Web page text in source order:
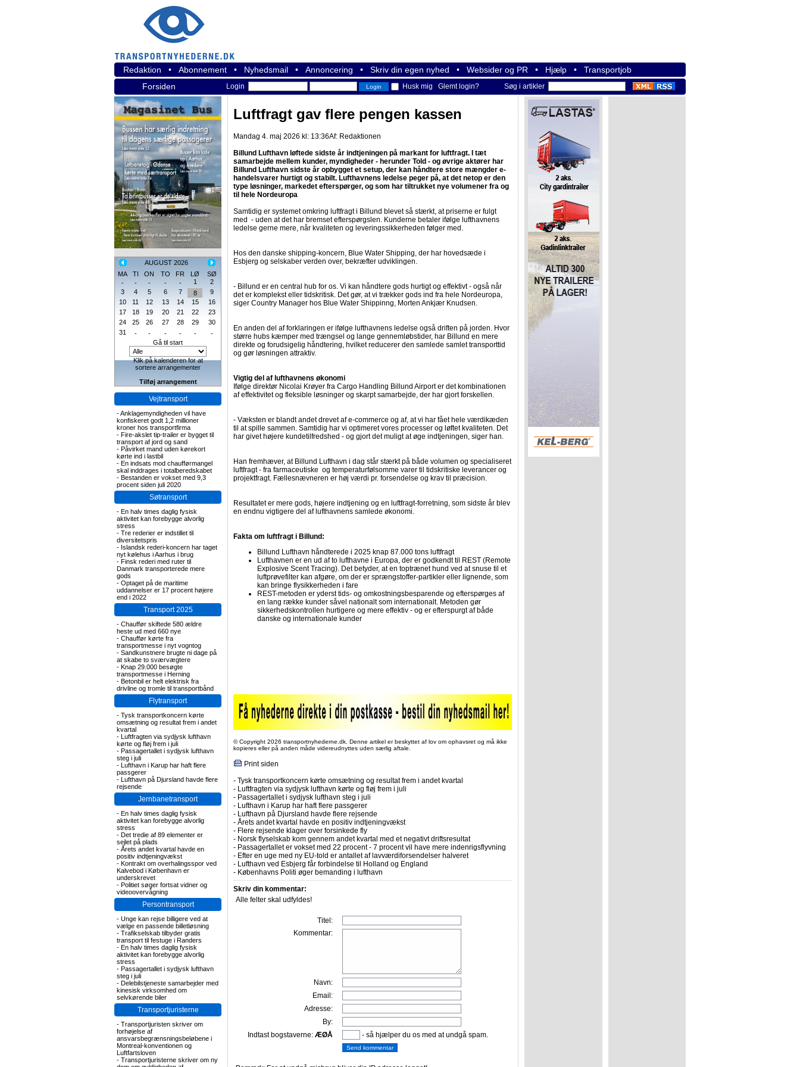
Redaktion • Abonnement • Nyhedsmail • Annoncering • Skriv din egen nyhed • Websider og PR • Hjælp • Transportjob
Forsiden
Login Husk mig Glemt login? Søg i artikler
AUGUST 2026
MA
TI ON TO FR LØ
SØ
-
- - - - 1
2
3
4 5 6 7 8
9
10
11 12 13 14 15
16
17
18 19 20 21 22
23
24
25 26 27 28 29
30
31
- - - - -
-
Gå til start
Klik på kalenderen for at
sortere arrangementer
Tilføj arrangement
Vejtransport
-Anklagemyndigheden vil have
konfiskeret godt 1,2 millioner
kroner hos transportfirma
- Fire-akslet tip-trailer er bygget til
transport af jord og sand
- Påvirket mand uden kørekort
kørte ind i lastbil
- En indsats mod chaufførmangel
skal inddrages i totalberedskabet
- Bestanden er vokset med 9,3
procent siden juli 2020
Søtransport
- En halv times daglig fysisk
aktivitet kan forebygge alvorlig
stress
- Tre rederier er indstillet til
diversitetspris
- Islandsk rederi-koncern har taget
nyt kølehus i Aarhus i brug
- Finsk rederi med ruter til
Danmark transporterede mere
gods
- Optaget på de maritime
uddannelser er 17 procent højere
end i 2022
Transport 2025
- Chauffør skiftede 580 ældre
heste ud med 660 nye
- Chauffør kørte fra
transportmesse i nyt vogntog
- Sandkunstnere brugte ni dage på
at skabe to sværvægtere
- Knap 29.000 besøgte
transportmesse i Herning
- Betonbil er helt elektrisk fra
drivline og tromle til transportbånd
Flytransport
- Tysk transportkoncern kørte
omsætning og resultat frem i andet
kvartal
- Luftfragten via sydjysk lufthavn
kørte og fløj frem i juli
- Passagertallet i sydjysk lufthavn
steg i juli
- Lufthavn i Karup har haft flere
passgerer
- Lufthavn på Djursland havde flere
rejsende
Jernbanetransport
- En halv times daglig fysisk
aktivitet kan forebygge alvorlig
stress
- Det tredie af 89 elementer er
sejlet på plads
- Årets andet kvartal havde en
positiv indtjeningvækst
- Kontrakt om overhalingsspor ved
Kalvebod i København er
underskrevet
- Politiet søger fortsat vidner og
videoovervågning
Persontransport
- Unge kan rejse billigere ved at
vælge en passende billetløsning
- Trafikselskab tilbyder gratis
transport til festuge i Randers
- En halv times daglig fysisk
aktivitet kan forebygge alvorlig
stress
- Passagertallet i sydjysk lufthavn
steg i juli
- Delebilstjeneste samarbejder med
kinesisk virksomhed om
selvkørende biler
Transportjuristerne
- Transportjuristen skriver om
forhøjelse af
ansvarsbegrænsningsbeløbene i
Montreal-konventionen og
Luftfartsloven
- Transportjuristerne skriver om ny
Luftfragt gav flere pengen kassen
Mandag 4. maj 2026 kl: 13:36Af: Redaktionen
Billund Lufthavn løftede sidste år indtjeningen på markant for luftfragt. I tæt
samarbejde mellem kunder, myndigheder - herunder Told - og øvrige aktører har
Billund Lufthavn sidste år opbygget et setup, der kan håndtere store mængder e-
handelsvarer hurtigt og stabilt. Lufthavnens ledelse peger på, at det netop er den
type løsninger, markedet efterspørger, og som har tiltrukket nye volumener fra og
til hele Nordeuropa
Samtidig er systemet omkring luftfragt i Billund blevet så stærkt, at priserne er fulgt
med - uden at det har bremset efterspørgslen. Kunderne betaler ifølge lufthavnens
ledelse gerne mere, når kvaliteten og leveringssikkerheden følger med.
Hos den danske shipping-koncern, Blue Water Shipping, der har hovedsæde i
Esbjerg og selskaber verden over, bekræfter udviklingen.
- Billund er en central hub for os. Vi kan håndtere gods hurtigt og effektivt - også når
det er komplekst eller tidskritisk. Det gør, at vi trækker gods ind fra hele Nordeuropa,
siger Country Manager hos Blue Water Shippinng, Morten Ankjær Knudsen.
En anden del af forklaringen er ifølge lufthavnens ledelse også driften på jorden. Hvor
større hubs kæmper med trængsel og lange gennemløbstider, har Billund en mere
direkte og forudsigelig håndtering, hvilket reducerer den samlede samlet transporttid
og gør løsningen attraktiv.
Vigtig del af lufthavnens økonomi
Ifølge direktør Nicolai Krøyer fra Cargo Handling Billund Airport er det kombinationen
af effektivitet og fleksible løsninger og skarpt samarbejde, der har gjort forskellen.
- Væksten er blandt andet drevet af e-commerce og af, at vi har fået hele værdikæden
til at spille sammen. Samtidig har vi optimeret vores processer og løftet kvaliteten. Det
har givet højere kundetilfredshed - og gjort det muligt at øge indtjeningen, siger han.
Han fremhæver, at Billund Lufthavn i dag står stærkt på både volumen og specialiseret
luftfragt - fra farmaceutiske og temperaturfølsomme varer til tidskritiske leverancer og
projektfragt. Fællesnævneren er høj værdi pr. forsendelse og krav til præcision.
Resultatet er mere gods, højere indtjening og en luftfragt-forretning, som sidste år blev
en endnu vigtigere del af lufthavnens samlede økonomi.
Fakta om luftfragt i Billund:
Billund Lufthavn håndterede i 2025 knap 87.000 tons luftfragt
Lufthavnen er en ud af to lufthavne i Europa, der er godkendt til REST (Remote
Explosive Scent Tracing). Det betyder, at en toptrænet hund ved at snuse til et
luftprøvefilter kan afgøre, om der er sprængstoffer-partikler eller lignende, som
kan bringe flysikkerheden i fare
REST-metoden er yderst tids- og omkostningsbesparende og efterspørges af
en lang række kunder såvel nationalt som internationalt. Metoden gør
sikkerhedskontrollen hurtigere og mere effektiv - og er efterspurgt af både
danske og internationale kunder
© Copyright 2026 transportnyhederne.dk. Denne artikel er beskyttet af lov om ophavsret og må ikke
kopieres eller på anden måde videreudnyttes uden særlig aftale.
Print siden
- Tysk transportkoncern kørte omsætning og resultat frem i andet kvartal
- Luftfragten via sydjysk lufthavn kørte og fløj frem i juli
- Passagertallet i sydjysk lufthavn steg i juli
- Lufthavn i Karup har haft flere passgerer
- Lufthavn på Djursland havde flere rejsende
- Årets andet kvartal havde en positiv indtjeningvækst
- Flere rejsende klager over forsinkede fly
- Norsk flyselskab kom gennem andet kvartal med et negativt driftsresultat
- Passagertallet er vokset med 22 procent - 7 procent vil have mere indenrigsflyvning
- Efter en uge med ny EU-told er antallet af lavværdiforsendelser halveret
- Lufthavn ved Esbjerg får forbindelse til Holland og England
- Københavns Politi øger bemanding i lufthavn
Skriv din kommentar:
Alle felter skal udfyldes!
Titel:
Kommentar:
Navn:
Email:
Adresse:
By:
Indtast bogstaverne: ÆØÅ - så hjælper du os med at undgå spam.